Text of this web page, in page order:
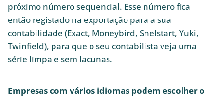
próximo número sequencial. Esse número fica
então registado na exportação para a sua
contabilidade (Exact, Moneybird, Snelstart, Yuki,
Twinfield), para que o seu contabilista veja uma
série limpa e sem lacunas.
Empresas com vários idiomas podem escolher o